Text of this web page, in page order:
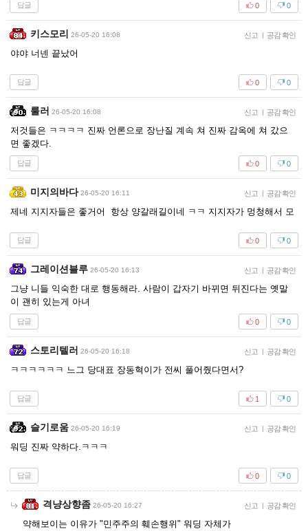
답글 0
0
키스모리 26-05-20 16:08 신고 | 공감 확인
야야 너넨 끝났어
답글 0
0
룰러 26-05-20 16:08 신고 | 공감 확인
저것들은 ㅋㅋㅋㅋ 진짜 언론으로 장난질 계속 쳐 진짜 감옥에 쳐 갔으
면 좋겠다.
답글 0
0
미지의바다 26-05-20 16:11 신고 | 공감 확인
제네 지지자들은 좋거어 항상 양갈래길이네 ㅋㅋ 지지자가 멍청해서 모
답글 0
0
그레이션블루 26-05-20 16:13 신고 | 공감 확인
그냥 니들 익숙한 대로 행동해라. 사람이 갑자기 바뀌면 뒤진다는 옛말
이 괜히 있는게 아녀
답글 0
0
스토리텔러 26-05-20 16:18 신고 | 공감 확인
ㅋㅋㅋㅋㅋㅋ 느그 당대표 장동혁이가 전씨 풀어줬다면서?
답글 0
1
슬기로움 26-05-20 16:19 신고 | 공감 확인
워딩 진짜 약하다.ㅋㅋㅋ
답글 0
0
격냥상향좀 26-05-20 16:27 신고 | 공감 확인
약해보이는 이유가 "민주주의 훼손행위" 워딩 자체가